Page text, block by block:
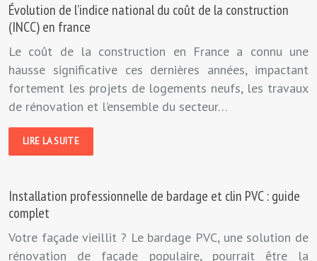
Évolution de l’indice national du coût de la construction
(INCC) en france
Le coût de la construction en France a connu une
hausse significative ces dernières années, impactant
fortement les projets de logements neufs, les travaux
de rénovation et l’ensemble du secteur…
LIRE LA SUITE
Installation professionnelle de bardage et clin PVC : guide
complet
Votre façade vieillit ? Le bardage PVC, une solution de
rénovation de façade populaire, pourrait être la